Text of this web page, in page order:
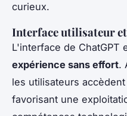
curieux.
Interface utilisateur
L'interface de ChatGPT
expérience sans effort.
les utilisateurs
favorisant une